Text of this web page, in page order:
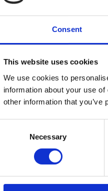
Consent
This website uses cookies
We use cookies to
information about your use
other information that
Necessary
Lägg till i favoriter
En praktisk